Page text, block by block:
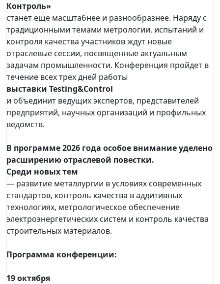
Контроль»
станет еще масштабнее и разнообразнее. Наряду с
традиционными темами метрологии, испытаний и
контроля качества участников ждут новые
отраслевые сессии, посвященные актуальным
задачам промышленности. Конференция пройдет в
течение всех трех дней работы
выставки Testing&Control
и объединит ведущих экспертов, представителей
предприятий, научных организаций и профильных
ведомств.
В программе 2026 года особое внимание уделено
расширению отраслевой повестки.
Среди новых тем
— развитие металлургии в условиях современных
стандартов, контроль качества в аддитивных
технологиях, метрологическое обеспечение
электроэнергетических систем и контроль качества
строительных материалов.
Программа конференции:
19 октября